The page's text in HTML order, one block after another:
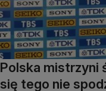
Polska mistrzyni
się tego nie